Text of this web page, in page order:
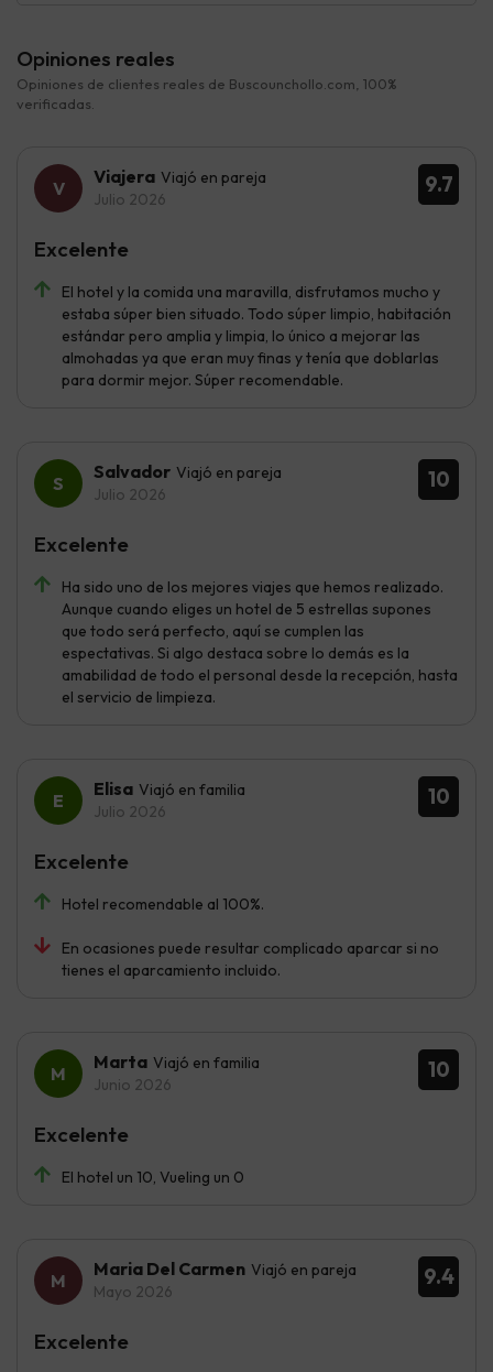
Opiniones reales
Opiniones de clientes reales de Buscounchollo.com, 100%
verificadas.
9.7
Viajera Viajó en pareja
Julio 2026
El hotel y la comida una maravilla, disfrutamos mucho y
estaba súper bien situado. Todo súper limpio, habitación
estándar pero amplia y limpia, lo único a mejorar las
almohadas ya que eran muy finas y tenía que doblarlas
para dormir mejor. Súper recomendable.
Excelente
10
Salvador Viajó en pareja
Julio 2026
Ha sido uno de los mejores viajes que hemos realizado.
Aunque cuando eliges un hotel de 5 estrellas supones
que todo será perfecto, aquí se cumplen las
espectativas. Si algo destaca sobre lo demás es la
amabilidad de todo el personal desde la recepción, hasta
el servicio de limpieza.
Excelente
10
Elisa Viajó en familia
Julio 2026
Hotel recomendable al 100%.
En ocasiones puede resultar complicado aparcar si no
tienes el aparcamiento incluido.
Excelente
10
Marta Viajó en familia
Junio 2026
El hotel un 10, Vueling un 0
Excelente
9.4
Maria Del Carmen Viajó en pareja
Mayo 2026
Excelente